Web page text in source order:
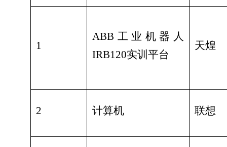
1
ABB 工业机器人
IRB120实训平台
天煌
2 计算机 联想